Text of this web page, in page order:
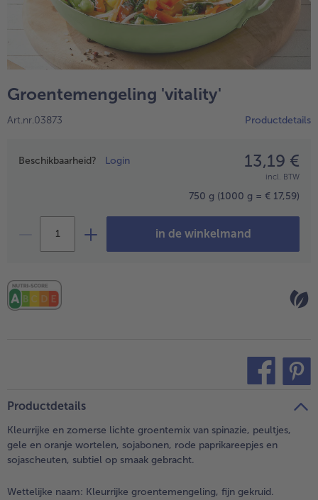
- 5 € bij aankoop van 7 maaltijden naar keuze
Groentemengeling 'vitality'
Art.nr.03873 Productdetails
Prijsopgave
Beschikbaarheid? Login 13,19 €
incl. BTW
750 g (1000 g = € 17,59)
in de winkelmand
Productdetails
Kleurrijke en zomerse lichte groentemix van spinazie, peultjes,
gele en oranje wortelen, sojabonen, rode paprikareepjes en
sojascheuten, subtiel op smaak gebracht.
Wettelijke naam: Kleurrijke groentemengeling, fijn gekruid.